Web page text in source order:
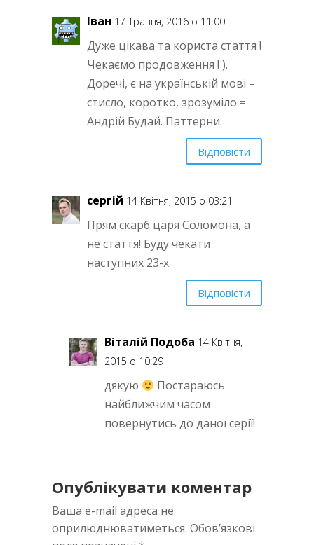
Іван 17 Травня, 2016 о 11:00
Дуже цікава та користа стаття !
Чекаємо продовження ! ).
Доречі, є на українській мові –
стисло, коротко, зрозуміло =
Андрій Будай. Паттерни.
Відповісти
сергій 14 Квітня, 2015 о 03:21
Прям скарб царя Соломона, а
не стаття! Буду чекати
наступних 23-х
Відповісти
Віталій Подоба 14 Квітня,
2015 о 10:29
дякую
Постараюсь
найближчим часом
повернутись до даної серії!
Опублікувати коментар
Ваша e-mail адреса не
оприлюднюватиметься. Обов’язкові